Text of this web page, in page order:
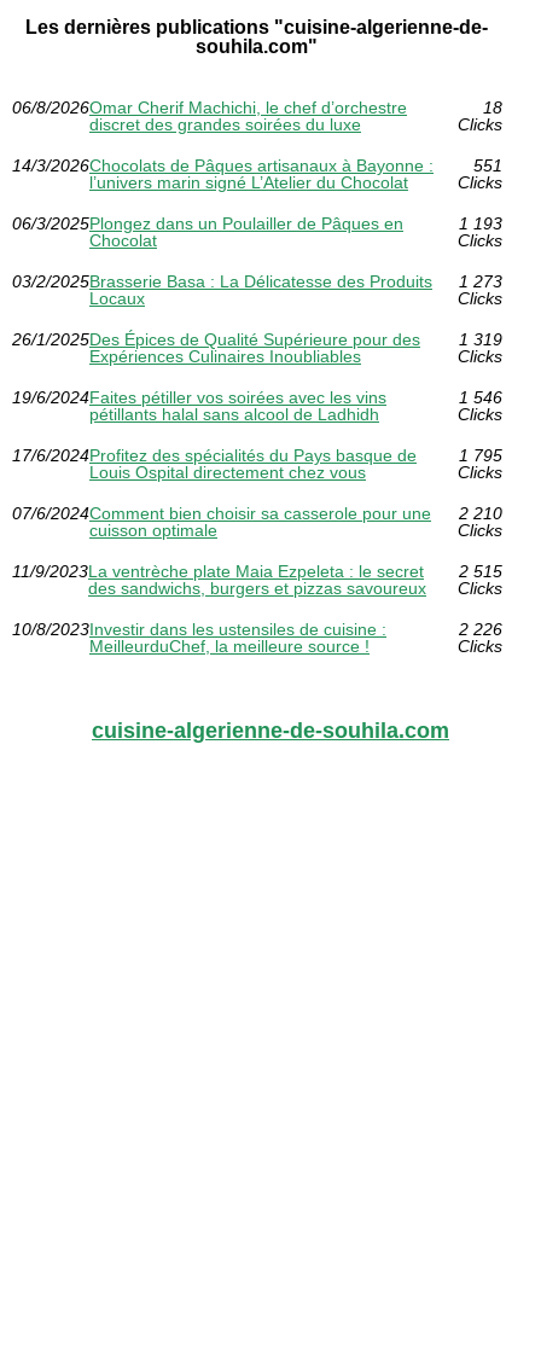
Les dernières publications "cuisine-algerienne-de-
souhila.com"
06/8/2026Omar Cherif Machichi, le chef d’orchestre
discret des grandes soirées du luxe
18
Clicks
14/3/2026Chocolats de Pâques artisanaux à Bayonne :
l’univers marin signé L’Atelier du Chocolat
551
Clicks
06/3/2025Plongez dans un Poulailler de Pâques en
Chocolat
1 193
Clicks
03/2/2025Brasserie Basa : La Délicatesse des Produits
Locaux
1 273
Clicks
26/1/2025Des Épices de Qualité Supérieure pour des
Expériences Culinaires Inoubliables
1 319
Clicks
19/6/2024Faites pétiller vos soirées avec les vins
pétillants halal sans alcool de Ladhidh
1 546
Clicks
17/6/2024Profitez des spécialités du Pays basque de
Louis Ospital directement chez vous
1 795
Clicks
07/6/2024Comment bien choisir sa casserole pour une
cuisson optimale
2 210
Clicks
11/9/2023La ventrèche plate Maia Ezpeleta : le secret
des sandwichs, burgers et pizzas savoureux
2 515
Clicks
10/8/2023Investir dans les ustensiles de cuisine :
MeilleurduChef, la meilleure source !
2 226
Clicks
cuisine-algerienne-de-souhila.com